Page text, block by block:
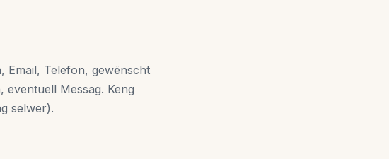
Email, Telefon, gewënscht
Messag. Keng
selwer).